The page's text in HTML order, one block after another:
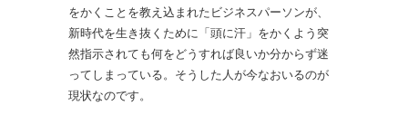
をかくことを教え込まれたビジネスパーソンが、
新時代を生き抜くために「頭に汗」をかくよう突
然指示されても何をどうすれば良いか分からず迷
ってしまっている。そうした人が今なおいるのが
現状なのです。